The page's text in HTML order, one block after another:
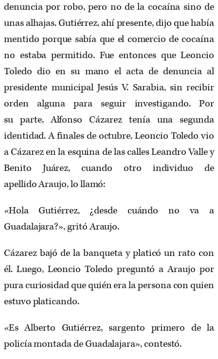
denuncia por robo, pero no de la cocaína sino de
unas alhajas. Gutiérrez, ahí presente, dijo que había
mentido porque sabía que el comercio de cocaína
no estaba permitido. Fue entonces que Leoncio
Toledo dio en su mano el acta de denuncia al
presidente municipal Jesús V. Sarabia, sin recibir
orden alguna para seguir investigando. Por
su parte, Alfonso Cázarez tenía una segunda
identidad. A finales de octubre, Leoncio Toledo vio
a Cázarez en la esquina de las calles Leandro Valle y
Benito Juárez, cuando otro individuo de
apellido Araujo, lo llamó:
«Hola Gutiérrez, ¿desde cuándo no va a
Guadalajara?», gritó Araujo.
Cázarez bajó de la banqueta y platicó un rato con
él. Luego, Leoncio Toledo preguntó a Araujo por
pura curiosidad que quién era la persona con quien
estuvo platicando.
«Es Alberto Gutiérrez, sargento primero de la
policía montada de Guadalajara», contestó.